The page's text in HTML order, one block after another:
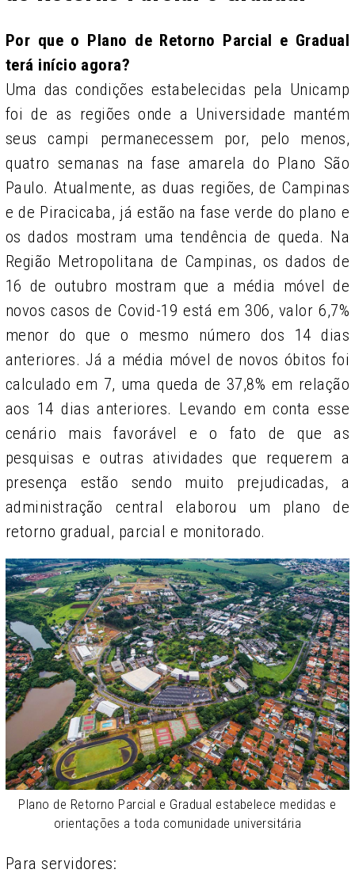
Por que o Plano de Retorno Parcial e Gradual
terá início agora?
Uma das condições estabelecidas pela Unicamp
foi de as regiões onde a Universidade mantém
seus campi permanecessem por, pelo menos,
quatro semanas na fase amarela do Plano São
Paulo. Atualmente, as duas regiões, de Campinas
e de Piracicaba, já estão na fase verde do plano e
os dados mostram uma tendência de queda. Na
Região Metropolitana de Campinas, os dados de
16 de outubro mostram que a média móvel de
novos casos de Covid-19 está em 306, valor 6,7%
menor do que o mesmo número dos 14 dias
anteriores. Já a média móvel de novos óbitos foi
calculado em 7, uma queda de 37,8% em relação
aos 14 dias anteriores. Levando em conta esse
cenário mais favorável e o fato de que as
pesquisas e outras atividades que requerem a
presença estão sendo muito prejudicadas, a
administração central elaborou um plano de
retorno gradual, parcial e monitorado.
Plano de Retorno Parcial e Gradual estabelece medidas e
orientações a toda comunidade universitária
Para servidores: